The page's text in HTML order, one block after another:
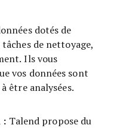
dotés de
de nettoyage,
Ils vous
vos données sont
être analysées.
: Talend propose du